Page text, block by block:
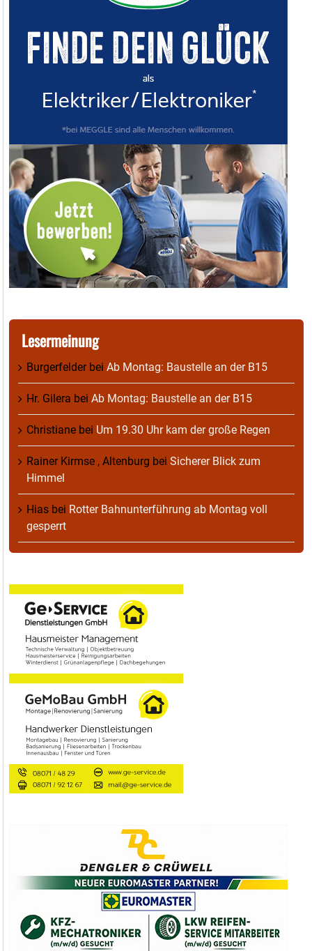
Lesermeinung
Burgerfelderbei Ab Montag: Baustelle an der B15
Hr. Gilera bei Ab Montag: Baustelle an der B15
Christiane bei Um 19.30 Uhr kam der große Regen
Rainer Kirmse , Altenburg bei Sicherer Blick zum
Himmel
Hias bei Rotter Bahnunterführung ab Montag voll
gesperrt